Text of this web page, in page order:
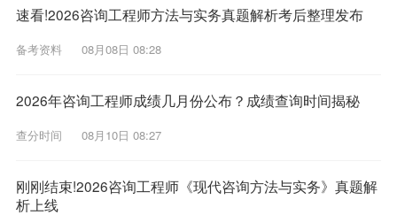
速看!2026咨询工程师方法与实务真题解析考后整理发布
备考资料 08月08日 08:28
2026年咨询工程师成绩几月份公布？成绩查询时间揭秘
查分时间 08月10日 08:27
刚刚结束!2026咨询工程师《现代咨询方法与实务》真题解
析上线